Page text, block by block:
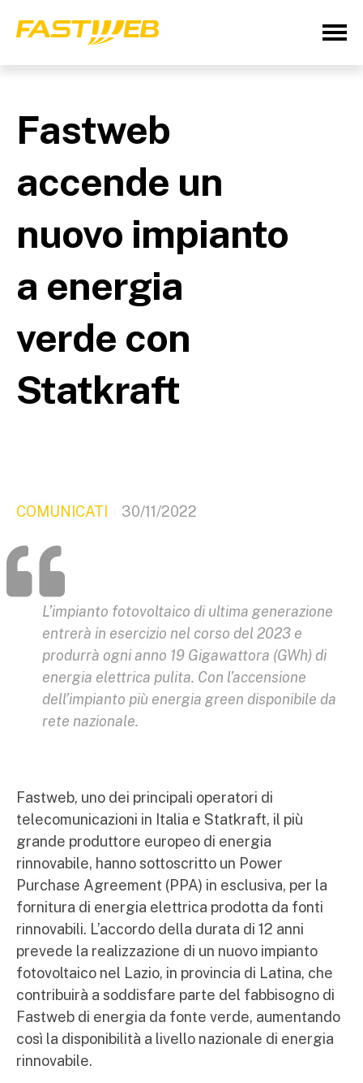
Fastweb
accende un
nuovo impianto
a energia
verde con
Statkraft
COMUNICATI 30/11/2022
L’impianto fotovoltaico di ultima generazione
entrerà in esercizio nel corso del 2023 e
produrrà ogni anno 19 Gigawattora (GWh) di
energia elettrica pulita. Con l’accensione
dell’impianto più energia green disponibile da
rete nazionale.
Fastweb, uno dei principali operatori di
telecomunicazioni in Italia e Statkraft, il più
grande produttore europeo di energia
rinnovabile, hanno sottoscritto un Power
Purchase Agreement (PPA) in esclusiva, per la
fornitura di energia elettrica prodotta da fonti
rinnovabili. L’accordo della durata di 12 anni
prevede la realizzazione di un nuovo impianto
fotovoltaico nel Lazio, in provincia di Latina, che
contribuirà a soddisfare parte del fabbisogno di
Fastweb di energia da fonte verde, aumentando
così la disponibilità a livello nazionale di energia
rinnovabile.